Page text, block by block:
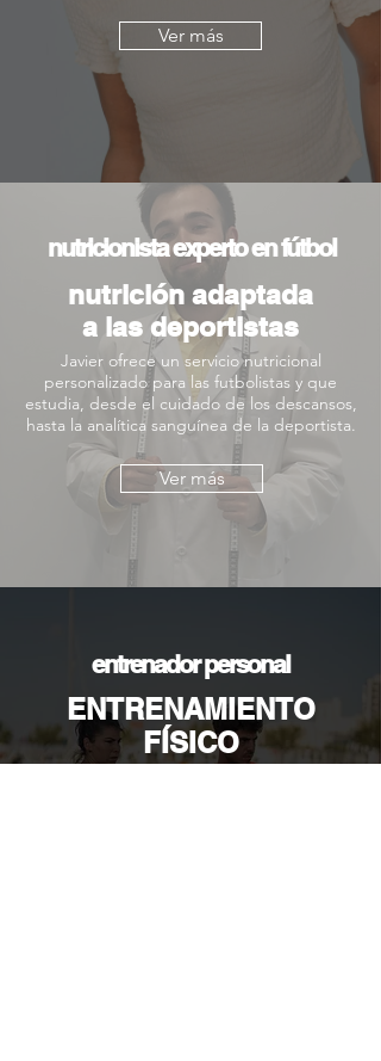
Ver más
nutricionista experto en fútbol
nutrición adaptada
a las deportistas
Javier ofrece un servicio nutricional
personalizado para las futbolistas y que
estudia, desde el cuidado de los descansos,
hasta la analítica sanguínea de la deportista.
Ver más
entrenador personal
ENTRENAMIENTO
FÍSICO